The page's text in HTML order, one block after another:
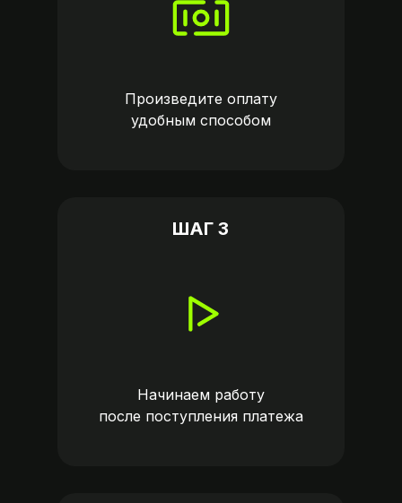
Произведите оплату
удобным способом
Начинаем работу
после поступления платежа
ШАГ 3